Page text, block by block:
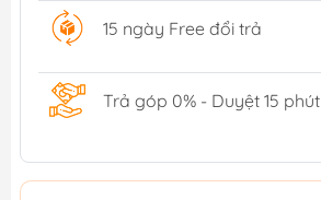
15 ngày Free đổi trả
Trả góp 0% - Duyệt 15 phút